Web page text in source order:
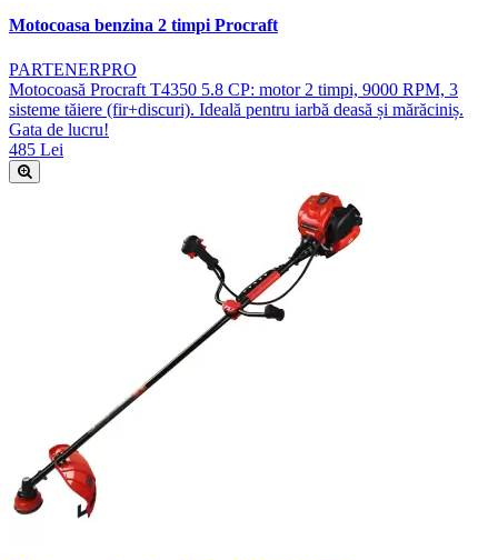
Motocoasa benzina 2 timpi Procraft
PARTENERPRO
Motocoasă Procraft T4350 5.8 CP: motor 2 timpi, 9000 RPM, 3
sisteme tăiere (fir+discuri). Ideală pentru iarbă deasă și mărăciniș.
Gata de lucru!
485 Lei